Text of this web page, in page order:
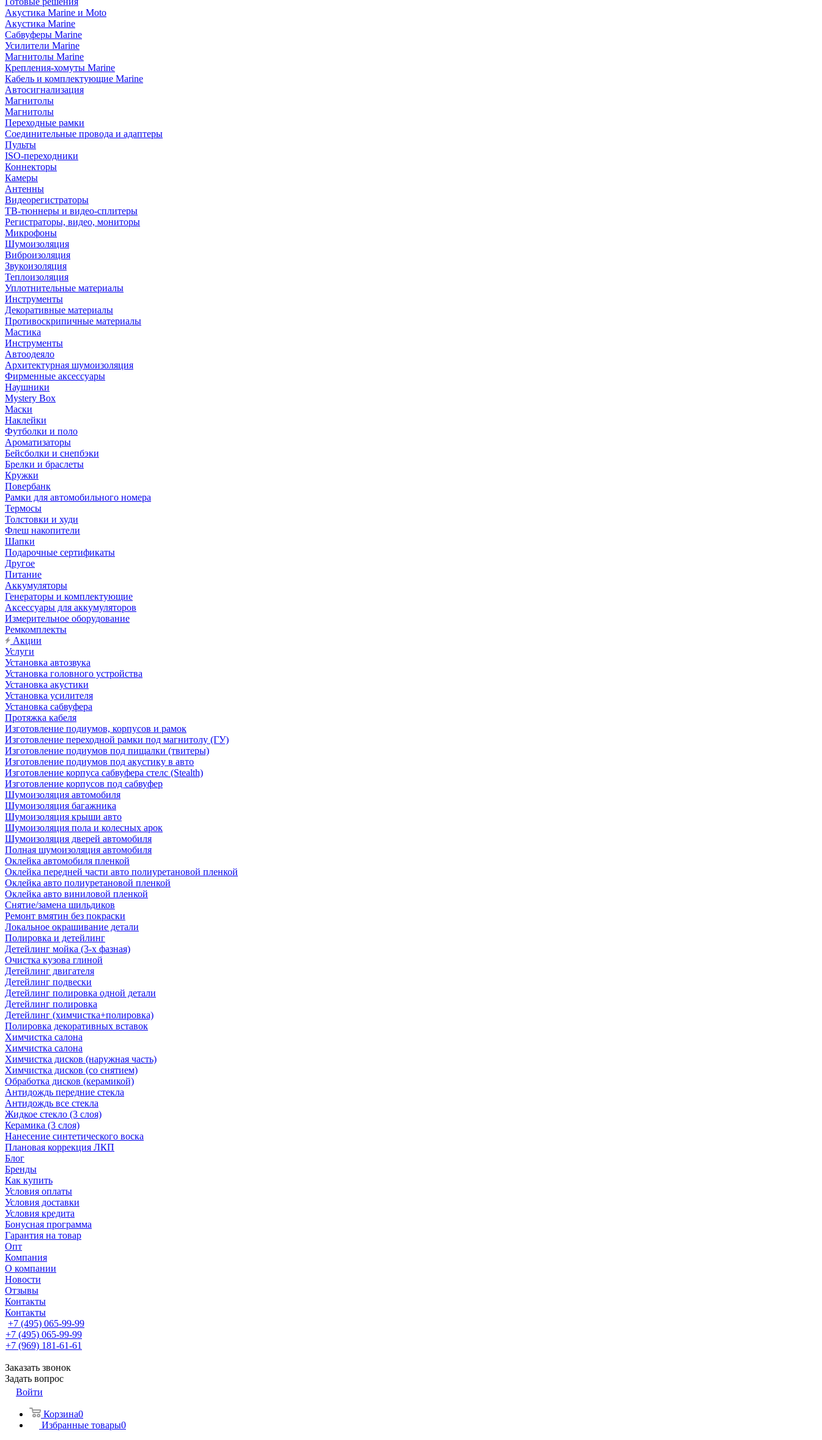
Акустика Marine и Moto
Акустика Marine
Сабвуферы Marine
Усилители Marine
Магнитолы Marine
Крепления-хомуты Marine
Кабель и комплектующие Marine
Автосигнализация
Магнитолы
Магнитолы
Переходные рамки
Соединительные провода и адаптеры
Пульты
ISO-переходники
Коннекторы
Камеры
Антенны
Видеорегистраторы
ТВ-тюннеры и видео-сплитеры
Регистраторы, видео, мониторы
Микрофоны
Шумоизоляция
Виброизоляция
Звукоизоляция
Теплоизоляция
Уплотнительные материалы
Инструменты
Декоративные материалы
Противоскрипичные материалы
Мастика
Инструменты
Автоодеяло
Архитектурная шумоизоляция
Фирменные аксессуары
Наушники
Mystery Box
Маски
Наклейки
Футболки и поло
Ароматизаторы
Бейсболки и снепбэки
Брелки и браслеты
Кружки
Повербанк
Рамки для автомобильного номера
Термосы
Толстовки и худи
Флеш накопители
Шапки
Подарочные сертификаты
Другое
Питание
Аккумуляторы
Генераторы и комплектующие
Аксессуары для аккумуляторов
Измерительное оборудование
Ремкомплекты
Акции
Услуги
Установка автозвука
Установка головного устройства
Установка акустики
Установка усилителя
Установка сабвуфера
Протяжка кабеля
Изготовление подиумов, корпусов и рамок
Изготовление переходной рамки под магнитолу (ГУ)
Изготовление подиумов под пищалки (твитеры)
Изготовление подиумов под акустику в авто
Изготовление корпуса сабвуфера стелс (Stealth)
Изготовление корпусов под сабвуфер
Шумоизоляция автомобиля
Шумоизоляция багажника
Шумоизоляция крыши авто
Шумоизоляция пола и колесных арок
Шумоизоляция дверей автомобиля
Полная шумоизоляция автомобиля
Оклейка автомобиля пленкой
Оклейка передней части авто полиуретановой пленкой
Оклейка авто полиуретановой пленкой
Оклейка авто виниловой пленкой
Снятие/замена шильдиков
Ремонт вмятин без покраски
Локальное окрашивание детали
Полировка и детейлинг
Детейлинг мойка (3-х фазная)
Очистка кузова глиной
Детейлинг двигателя
Детейлинг подвески
Детейлинг полировка одной детали
Детейлинг полировка
Детейлинг (химчистка+полировка)
Полировка декоративных вставок
Химчистка салона
Химчистка салона
Химчистка дисков (наружная часть)
Химчистка дисков (со снятием)
Обработка дисков (керамикой)
Антидождь передние стекла
Антидождь все стекла
Жидкое стекло (3 слоя)
Керамика (3 слоя)
Нанесение синтетического воска
Плановая коррекция ЛКП
Блог
Бренды
Как купить
Условия оплаты
Условия доставки
Условия кредита
Бонусная программа
Гарантия на товар
Опт
Компания
О компании
Новости
Отзывы
Контакты
Контакты
+7 (495) 065-99-99
+7 (495) 065-99-99
+7 (969) 181-61-61
Заказать звонок
Задать вопрос
Войти
Корзина0
Избранные товары0